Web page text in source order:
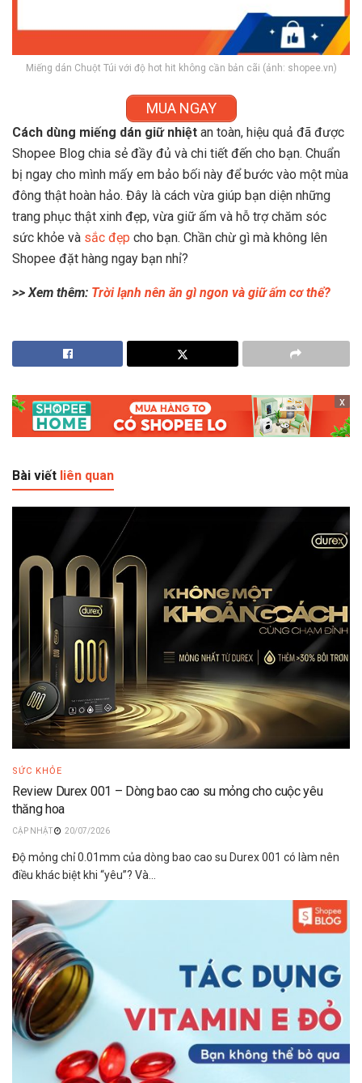
Miếng dán Chuột Túi với độ hot hit không cần bản cãi (ảnh: shopee.vn)
MUA NGAY
Cách dùng miếng dán giữ nhiệt an toàn, hiệu quả đã được
Shopee Blog chia sẻ đầy đủ và chi tiết đến cho bạn. Chuẩn
bị ngay cho mình mấy em bảo bối này để bước vào một mùa
đông thật hoàn hảo. Đây là cách vừa giúp bạn diện những
trang phục thật xinh đẹp, vừa giữ ấm và hỗ trợ chăm sóc
sức khỏe và sắc đẹp cho bạn. Chần chừ gì mà không lên
Shopee đặt hàng ngay bạn nhỉ?
>> Xem thêm: Trời lạnh nên ăn gì ngon và giữ ấm cơ thể?
x
Bài viết liên quan
SỨC KHỎE
Review Durex 001 – Dòng bao cao su mỏng cho cuộc yêu
thăng hoa
20/07/2026
Độ mỏng chỉ 0.01mm của dòng bao cao su Durex 001 có làm nên
điều khác biệt khi “yêu”? Và...